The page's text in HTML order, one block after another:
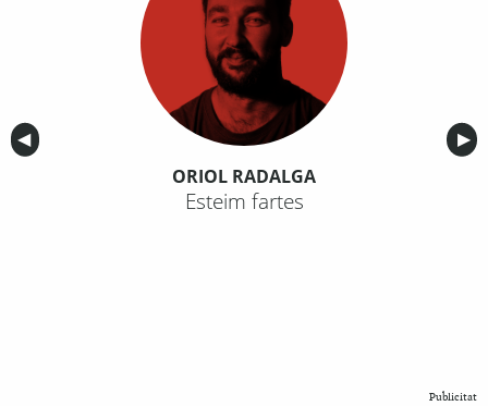
Anterior
◀︎ ▶︎
ORIOL RADALGA
Esteim fartes
Publicitat